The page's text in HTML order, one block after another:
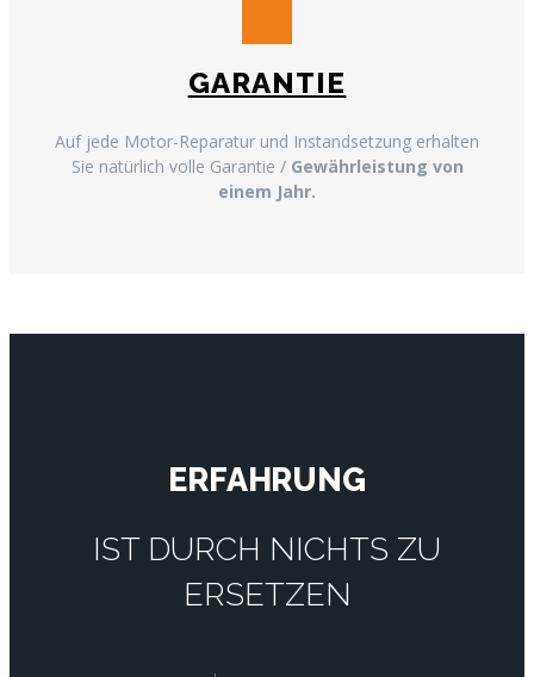
GARANTIE
Auf jede Motor-Reparatur und Instandsetzung erhalten
Sie natürlich volle Garantie / Gewährleistung von
einem Jahr.
ERFAHRUNG
IST DURCH NICHTS ZU
ERSETZEN